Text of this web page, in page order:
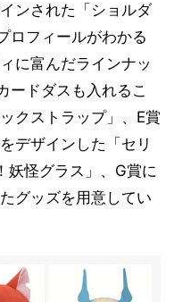
ンされた「ショルダ
ロフィールがわかる
に富んだラインナッ
ードダスも入れるこ
クストラップ」、E賞
デザインした「セリ
妖怪グラス」、G賞に
グッズを用意してい